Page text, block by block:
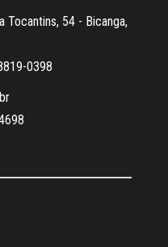
Tocantins, 54 - Bicanga,
0398